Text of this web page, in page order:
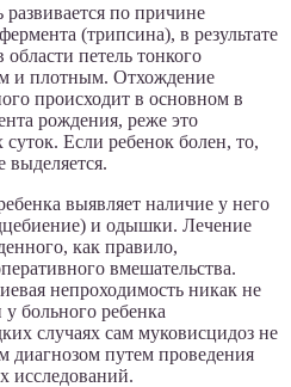
по причине
(трипсина), в результате
петель тонкого
и плотным. Отхождение
происходит в основном в
рождения, реже это
Если ребенок болен, то,
выделяется.
выявляет наличие у него
и одышки. Лечение
как правило,
вмешательства.
непроходимость никак не
у больного ребенка
случаях сам муковисцидоз не
путем проведения
исследований.